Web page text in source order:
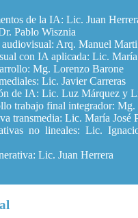
de la IA: Lic. Juan
Pablo Wisznia
Arq. Manuel Marti
con IA aplicada: Lic. María
Mg. Lorenzo Barone
Lic. Javier Carreras
de IA: Lic. Luz Márquez y
trabajo final integrador:
transmedia: Lic. María José
no lineales: Lic.
Lic. Juan Herrera